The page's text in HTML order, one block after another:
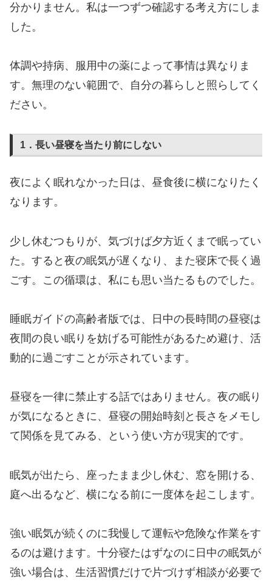
分かりません。私は一つずつ確認する考え方にしま
した。
体調や持病、服用中の薬によって事情は異なりま
す。無理のない範囲で、自分の暮らしと照らしてく
ださい。
1．長い昼寝を当たり前にしない
夜によく眠れなかった日は、昼食後に横になりたく
なります。
少し休むつもりが、気づけば夕方近くまで眠ってい
た。すると夜の眠気が遅くなり、また寝床で長く過
ごす。この循環は、私にも思い当たるものでした。
睡眠ガイドの高齢者版では、日中の長時間の昼寝は
夜間の良い眠りを妨げる可能性があるため避け、活
動的に過ごすことが示されています。
昼寝を一律に禁止する話ではありません。夜の眠り
が気になるときに、昼寝の開始時刻と長さをメモし
て関係を見てみる、という使い方が現実的です。
眠気が出たら、座ったまま少し休む、窓を開ける、
庭へ出るなど、横になる前に一度体を起こします。
強い眠気が続くのに我慢して運転や危険な作業をす
るのは避けます。十分寝たはずなのに日中の眠気が
強い場合は、生活習慣だけで片づけず相談が必要で